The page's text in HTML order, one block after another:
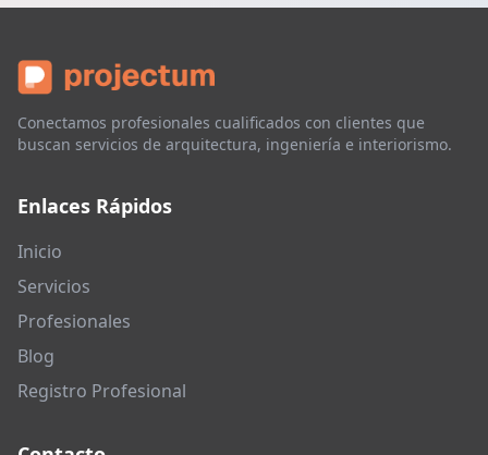
Conectamos profesionales cualificados con clientes que
buscan servicios de arquitectura, ingeniería e interiorismo.
Enlaces Rápidos
Inicio
Servicios
Profesionales
Blog
Registro Profesional